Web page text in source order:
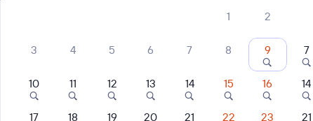
Расписание поездов Залари — Курагино
1 2
3 4 5 6 7 8 9
10 11 12 13 14 15 16
17 18 19 20 21 22 23
7
14
21